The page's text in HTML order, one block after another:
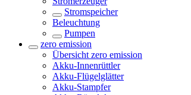
Stromspeicher
Beleuchtung
Pumpen
zero emission
Übersicht zero emission
Akku-Innenrüttler
Akku-Flügelglätter
Akku-Stampfer